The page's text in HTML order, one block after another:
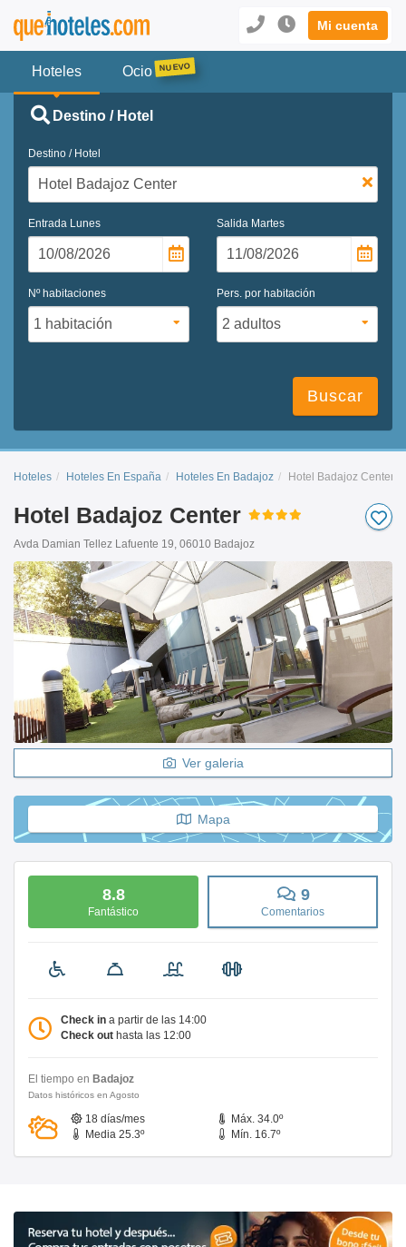
Mi cuenta
Hoteles Ocio
Destino / Hotel
Destino / Hotel
Entrada Lunes Salida Martes
Nº habitaciones Pers. por habitación
Buscar
Hoteles Hoteles En España Hoteles En Badajoz Hotel Badajoz Center
Hotel Badajoz Center
Avda Damian Tellez Lafuente 19, 06010 Badajoz
Ver galeria
Mapa
8.8
Fantástico
9
Comentarios
Check in a partir de las 14:00
Check out hasta las 12:00
El tiempo en Badajoz
Datos históricos en Agosto
18 días/mes
Máx. 34.0º
Media 25.3º
Mín. 16.7º